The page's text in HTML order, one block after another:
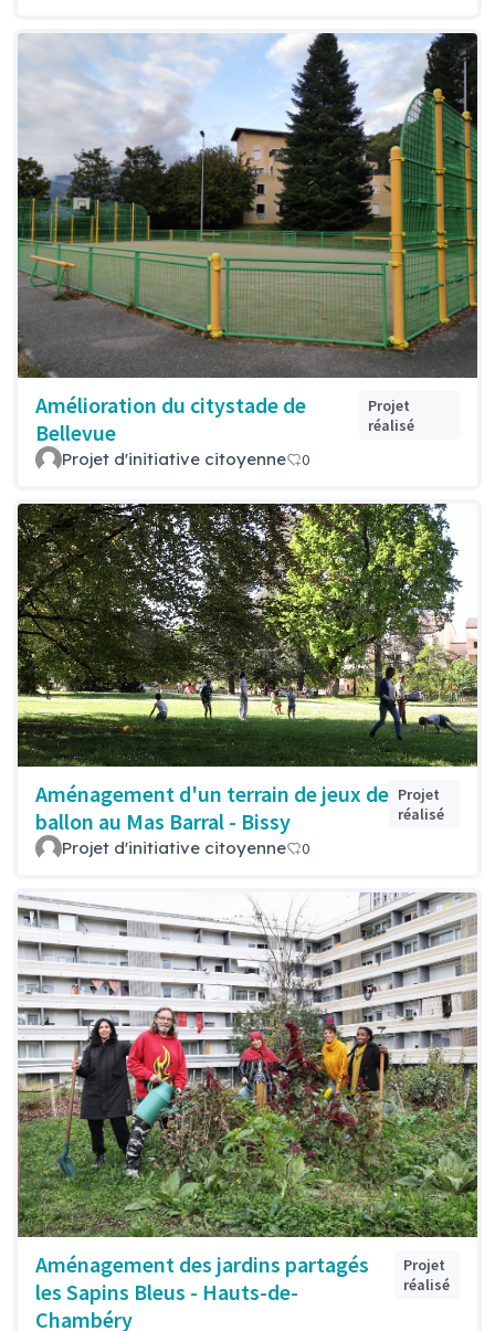
Amélioration du citystade de
Bellevue
Projet
réalisé
Projet d'initiative citoyenne 0
Aménagement d'un terrain de jeux de
ballon au Mas Barral - Bissy
Projet
réalisé
Projet d'initiative citoyenne 0
Aménagement des jardins partagés
les Sapins Bleus - Hauts-de-
Chambéry
Projet
réalisé